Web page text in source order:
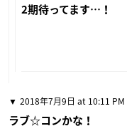
2期待ってます…！
2018年7月9日 at 10:11 PM
ラブ☆コンかな！